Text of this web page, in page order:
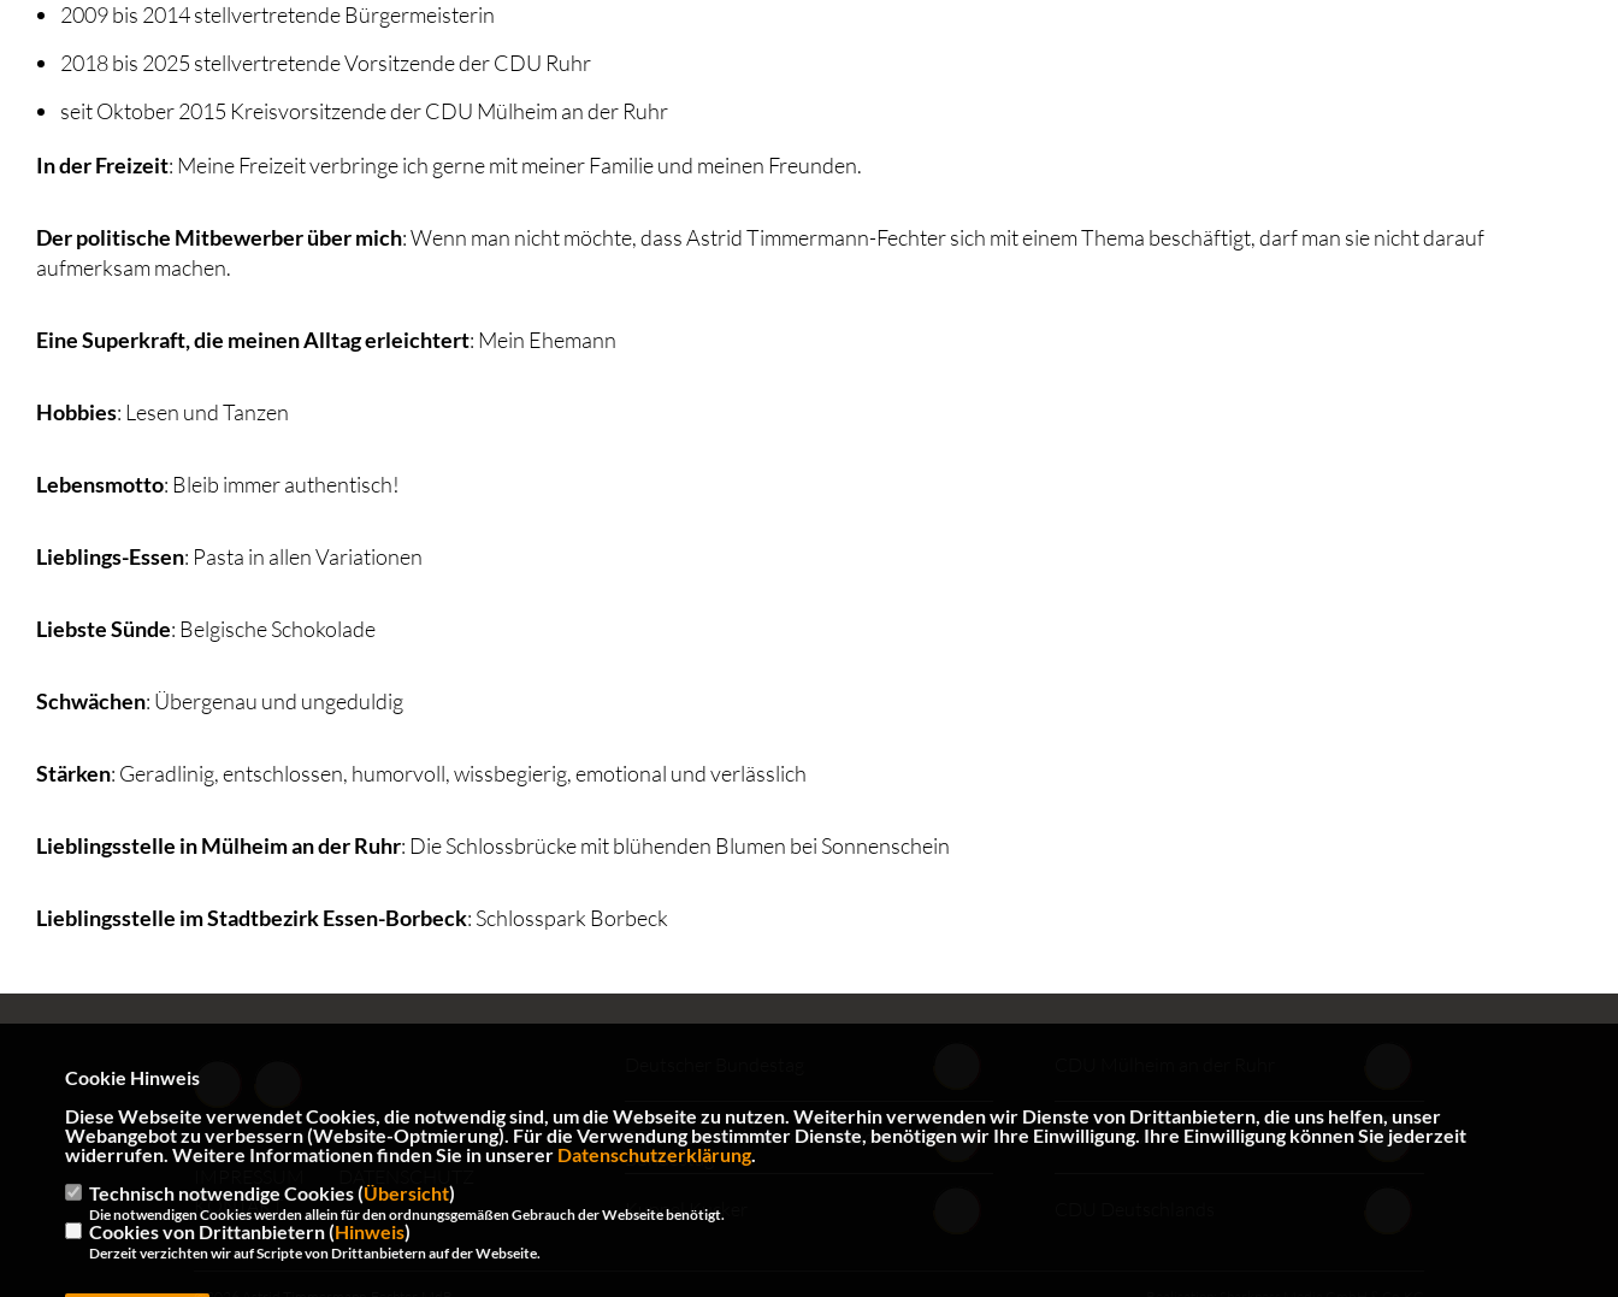
2009 bis 2014 stellvertretende Bürgermeisterin
2018 bis 2025 stellvertretende Vorsitzende der CDU Ruhr
seit Oktober 2015 Kreisvorsitzende der CDU Mülheim an der Ruhr
In der Freizeit: Meine Freizeit verbringe ich gerne mit meiner Familie und meinen Freunden.
Der politische Mitbewerber über mich: Wenn man nicht möchte, dass Astrid Timmermann-Fechter sich mit einem Thema beschäftigt, darf man sie nicht darauf
aufmerksam machen.
Eine Superkraft, die meinen Alltag erleichtert: Mein Ehemann
Hobbies: Lesen und Tanzen
Lebensmotto: Bleib immer authentisch!
Lieblings-Essen: Pasta in allen Variationen
Liebste Sünde: Belgische Schokolade
Schwächen: Übergenau und ungeduldig
Stärken: Geradlinig, entschlossen, humorvoll, wissbegierig, emotional und verlässlich
Lieblingsstelle in Mülheim an der Ruhr: Die Schlossbrücke mit blühenden Blumen bei Sonnenschein
Lieblingsstelle im Stadtbezirk Essen-Borbeck: Schlosspark Borbeck
KONTAKT
CDU/CSU Fraktion im Deutschen
Bundestag
Kuppel Kucker
CDU NRW
Cookie Hinweis
Diese Webseite verwendet Cookies, die notwendig sind, um die Webseite zu nutzen. Weiterhin verwenden wir Dienste von Drittanbietern, die uns helfen, unser
Webangebot zu verbessern (Website-Optmierung). Für die Verwendung bestimmter Dienste, benötigen wir Ihre Einwilligung. Ihre Einwilligung können Sie jederzeit
widerrufen. Weitere Informationen finden Sie in unserer Datenschutzerklärung.
Technisch notwendige Cookies (Übersicht)
Die notwendigen Cookies werden allein für den ordnungsgemäßen Gebrauch der Webseite benötigt.
Cookies von Drittanbietern (Hinweis)
Derzeit verzichten wir auf Scripte von Drittanbietern auf der Webseite.